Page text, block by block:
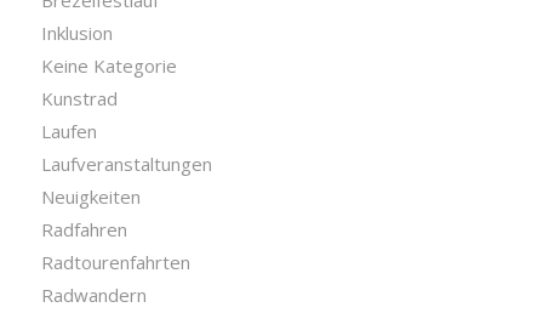
Inklusion
Keine Kategorie
Kunstrad
Laufen
Laufveranstaltungen
Neuigkeiten
Radfahren
Radtourenfahrten
Radwandern